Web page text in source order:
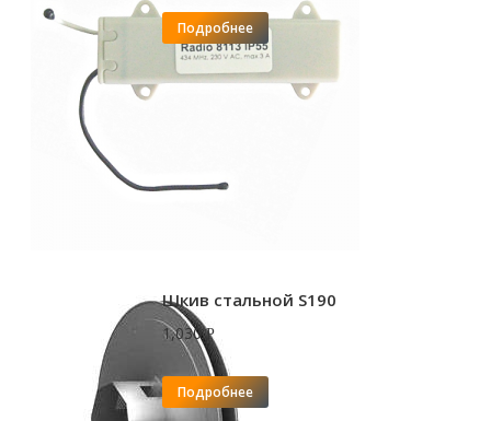
Подробнее
Шкив стальной S190
1,030Р
Подробнее